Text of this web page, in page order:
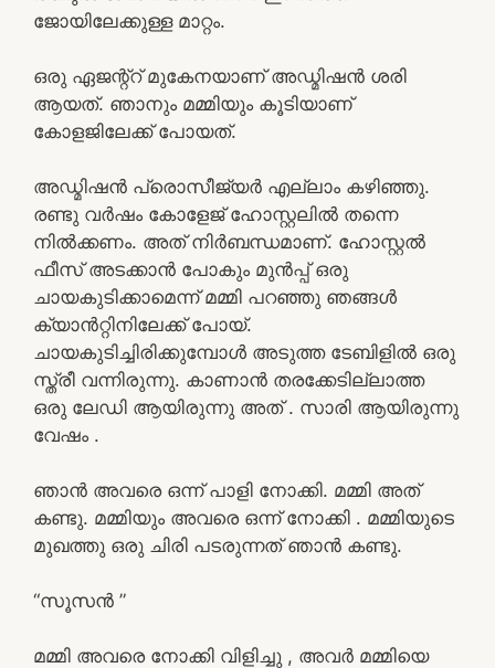
ജോയിലേക്കുള്ള മാറ്റം.
ഒരു ഏജന്റ്റ് മുകേനയാണ് അഡ്മിഷൻ ശരി
ആയത്. ഞാനും മമ്മിയും കൂടിയാണ്
കോളജിലേക്ക് പോയത്.
അഡ്മിഷൻ പ്രൊസീജ്യർ എല്ലാം കഴിഞ്ഞു.
രണ്ടു വർഷം കോളേജ് ഹോസ്റ്റലിൽ തന്നെ
നിൽക്കണം. അത് നിർബന്ധമാണ്. ഹോസ്റ്റൽ
ഫീസ് അടക്കാൻ പോകും മുൻപ്പ് ഒരു
ചായകുടിക്കാമെന്ന് മമ്മി പറഞ്ഞു ഞങ്ങൾ
ക്യാൻറ്റിനിലേക്ക് പോയ്.
ചായകുടിച്ചിരിക്കുമ്പോൾ അടുത്ത ടേബിളിൽ ഒരു
സ്ത്രീ വന്നിരുന്നു. കാണാൻ തരക്കേടില്ലാത്ത
ഒരു ലേഡി ആയിരുന്നു അത് . സാരി ആയിരുന്നു
വേഷം .
ഞാൻ അവരെ ഒന്ന് പാളി നോക്കി. മമ്മി അത്
കണ്ടു. മമ്മിയും അവരെ ഒന്ന് നോക്കി . മമ്മിയുടെ
മുഖത്തു ഒരു ചിരി പടരുന്നത് ഞാൻ കണ്ടു.
“സൂസൻ ”
മമ്മി അവരെ നോക്കി വിളിച്ചു , അവർ മമ്മിയെ